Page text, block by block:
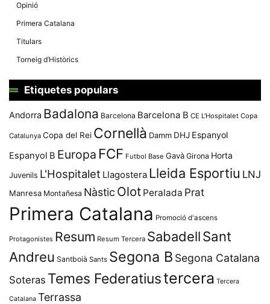
Opinió
Primera Catalana
Titulars
Torneig d’Històrics
Etiquetes populars
Andorra Badalona Barcelona Barcelona B CE L'Hospitalet Copa
Catalunya Copa del Rei Cornellà Damm DHJ Espanyol
Espanyol B Europa FCF Futbol Base Gavà Girona Horta
Juvenils L'Hospitalet Llagostera Lleida Esportiu LNJ
Manresa Montañesa Nàstic Olot Peralada Prat
Primera Catalana Promoció d'ascens
Protagonistes Resum Resum Tercera SabadellSant
Andreu Santboià Sants Segona B Segona Catalana
Soteras Temes Federatiustercera Tercera
Catalana Terrassa